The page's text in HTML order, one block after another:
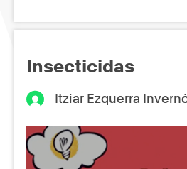
Insecticidas
Itziar Ezquerra